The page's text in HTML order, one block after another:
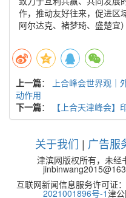
作，推动友好往来，促进区
阿尔达克、褚梦琦、盛楚宜）
上一篇：
上合峰会世界观｜
动作用
下一篇： 【上合天津峰会
关于我们 | 广告服
津滨网版权所有，未经
互联网新闻信息服务许可证
2021001896号-1津